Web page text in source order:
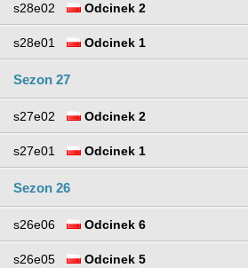
s28e02 Odcinek 2
s28e01 Odcinek 1
Sezon 27
s27e02 Odcinek 2
s27e01 Odcinek 1
Sezon 26
s26e06 Odcinek 6
s26e05 Odcinek 5